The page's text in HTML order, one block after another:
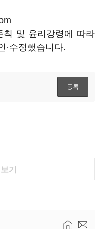
칙 및 윤리강령에 따라
·수정했습니다.
기